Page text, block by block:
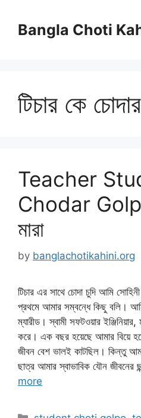
contentBangla Choti
টিচার কে
Teacher
Chodar Golpo
মারা
by banglachotikahini.org
টিচার এর সাথে চোদা চুদি আমি
প্রথমে আমার সম্বন্ধে কিছু বলি।
ম্যারীড। স্বামী সফটওয়ার ইঞ্জিনিয়ার,
করে। এক বছর হয়েছে আমার বিয়ে
জীবন বেশ ভালই কাটছিল। কিন্তু
ছাত্র আমার স্বাভাবিক যৌন জীবনের
more
Categories